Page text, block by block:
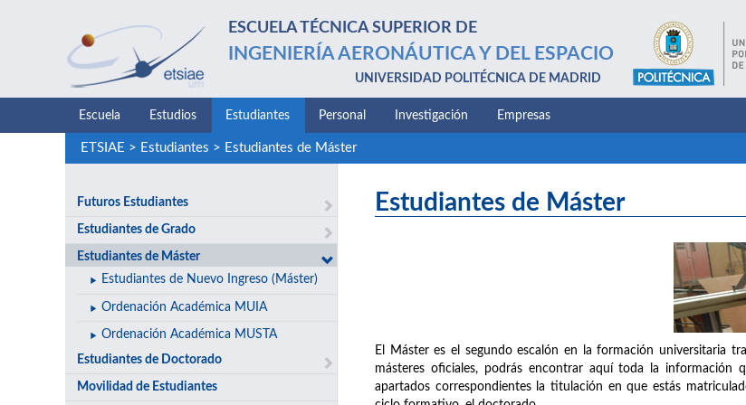
ESCUELA TÉCNICA SUPERIOR DE
INGENIERÍA AERONÁUTICA Y DEL ESPACIO
UNIVERSIDAD POLITÉCNICA DE MADRID
Escuela Estudios Estudiantes Personal Investigación Empresas
ETSIAE > Estudiantes > Estudiantes de Máster
Futuros Estudiantes
Estudiantes de Grado
Estudiantes de Máster
Estudiantes de Nuevo Ingreso (Máster)
Ordenación Académica MUIA
Ordenación Académica MUSTA
Estudiantes de Doctorado
Movilidad de Estudiantes
Estudiantes de Máster
El Máster es el segundo escalón en la formación universitaria
másteres oficiales, podrás encontrar aquí toda la información
apartados correspondientes la titulación en que estás